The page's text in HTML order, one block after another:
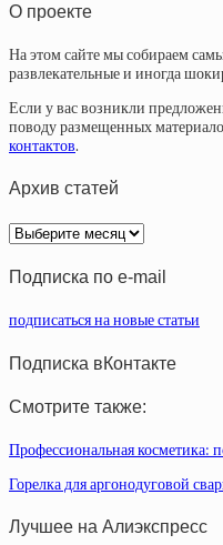
О проекте
На этом сайте мы собираем
развлекательные и иногда
Если у вас возникли
поводу размещенных
контактов.
Архив статей
Архив
статей
Подписка по e-mail
подписаться на новые статьи
Подписка вКонтакте
Смотрите также:
Профессиональная косметика:
Горелка для аргонодуговой
Лучшее на Алиэкспресс